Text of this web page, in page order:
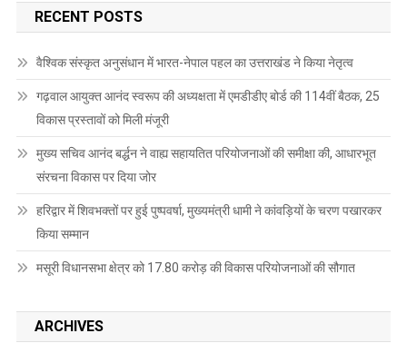
RECENT POSTS
वैश्विक संस्कृत अनुसंधान में भारत-नेपाल पहल का उत्तराखंड ने किया नेतृत्व
गढ़वाल आयुक्त आनंद स्वरूप की अध्यक्षता में एमडीडीए बोर्ड की 114वीं बैठक, 25
विकास प्रस्तावों को मिली मंजूरी
मुख्य सचिव आनंद बर्द्धन ने वाह्य सहायतित परियोजनाओं की समीक्षा की, आधारभूत
संरचना विकास पर दिया जोर
हरिद्वार में शिवभक्तों पर हुई पुष्पवर्षा, मुख्यमंत्री धामी ने कांवड़ियों के चरण पखारकर
किया सम्मान
मसूरी विधानसभा क्षेत्र को 17.80 करोड़ की विकास परियोजनाओं की सौगात
ARCHIVES